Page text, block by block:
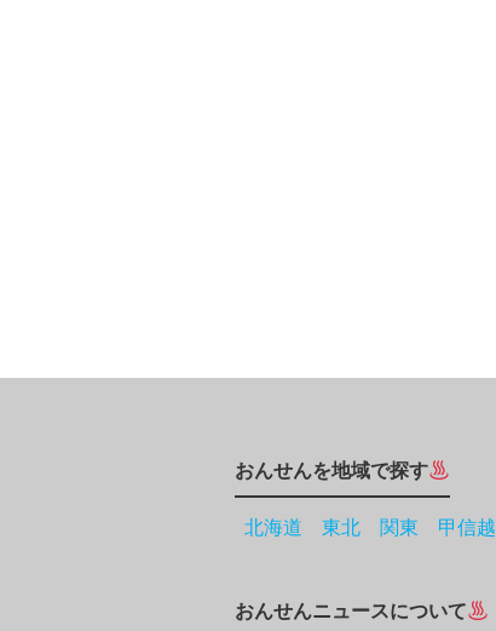
おんせんを地域で探す
北海道 東北 関東 甲信越
おんせんニュースについて